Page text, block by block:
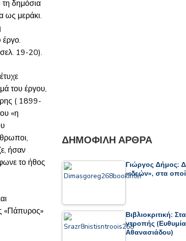
τη δημόσια
ως μεράκι.
19-20).
του έργου,
( 1899-
«η
ήσαν
το ήθος
«Πάπυρος»
ΔΗΜΟΦΙΛΉ ΆΡΘΡΑ
Γιώργος Δήμος:
«ιδεών», στα
Βιβλιοκριτική:
ντροπής (Ευθυμία
Αθανασιάδου)